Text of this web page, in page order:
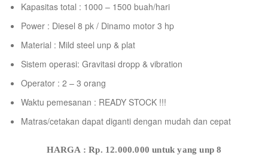
Kapasitas total : 1000 – 1500 buah/hari
Power : Diesel 8 pk / Dinamo motor 3 hp
Material : Mild steel unp & plat
Sistem operasi: Gravitasi dropp & vibration
Operator : 2 – 3 orang
Waktu pemesanan : READY STOCK !!!
Matras/cetakan dapat diganti dengan mudah dan cepat
HARGA : Rp. 12.000.000 untuk yang unp 8